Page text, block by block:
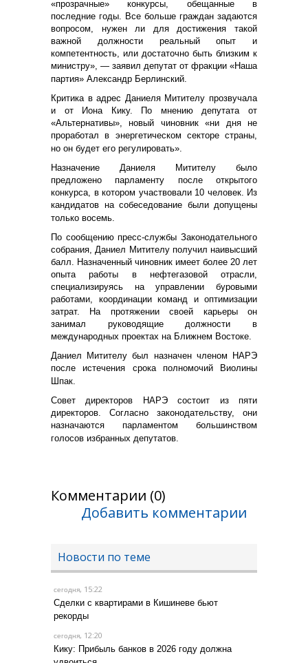
«прозрачные» конкурсы, обещанные в
последние годы. Все больше граждан задаются
вопросом, нужен ли для достижения такой
важной должности реальный опыт и
компетентность, или достаточно быть близким к
министру», — заявил депутат от фракции «Наша
партия» Александр Берлинский.
Критика в адрес Даниеля Митителу прозвучала
и от Иона Кику. По мнению депутата от
«Альтернативы», новый чиновник «ни дня не
проработал в энергетическом секторе страны,
но он будет его регулировать».
Назначение Даниеля Митителу было
предложено парламенту после открытого
конкурса, в котором участвовали 10 человек. Из
кандидатов на собеседование были допущены
только восемь.
По сообщению пресс-службы Законодательного
собрания, Даниел Митителу получил наивысший
балл. Назначенный чиновник имеет более 20 лет
опыта работы в нефтегазовой отрасли,
специализируясь на управлении буровыми
работами, координации команд и оптимизации
затрат. На протяжении своей карьеры он
занимал руководящие должности в
международных проектах на Ближнем Востоке.
Даниел Митителу был назначен членом НАРЭ
после истечения срока полномочий Виолины
Шпак.
Совет директоров НАРЭ состоит из пяти
директоров. Согласно законодательству, они
назначаются парламентом большинством
голосов избранных депутатов.
Комментарии (0)
Добавить комментарии
Новости по теме
сегодня, 15:22
Сделки с квартирами в Кишиневе бьют
рекорды
сегодня, 12:20
Кику: Прибыль банков в 2026 году должна